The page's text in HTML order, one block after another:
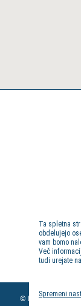
© Evropski
Ta spletna
obdelujejo
vam bomo
Več
tudi urejate
Spremeni